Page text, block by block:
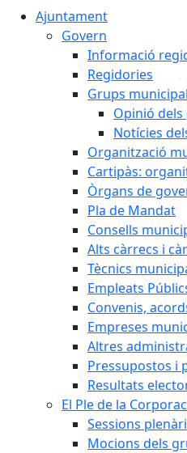
Ajuntament
Govern
Informació
Regidories
Grups
Opinió
Notícies
Organització
Cartipàs:
Òrgans de
Pla de Mandat
Consells
Alts càrrecs i
Tècnics
Empleats
Convenis,
Empreses
Altres
Pressupostos i
Resultats
El Ple de la
Sessions
Mocions dels